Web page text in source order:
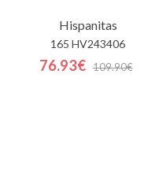
Hispanitas
165 HV243406
76.93€ 109.90€